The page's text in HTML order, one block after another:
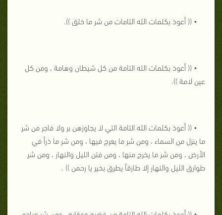
• (( أعوذ بكلمات الله التامات من شر ما خلق )).
• (( أعوذ بكلمات الله التامة من كل شيطان وهامة ، ومن كل
عين لامة )).
• (( أعوذ بكلمات الله التامة التي لا يجاوزهن بر ولا فاجر من شر
ما ينزل من السماء ، ومن شر ما يعرج فيها ، ومن شر ما ذرأ في
الأرض ، ومن شر ما يخرج منها ، ومن فتن الليل والنهار ، ومن شر
طوارق الليل والنهار إلا طارقاً يطرق بخير يا رحمن )) .